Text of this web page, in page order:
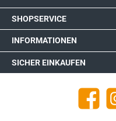
SHOPSERVICE
INFORMATIONEN
SICHER EINKAUFEN
Facebook